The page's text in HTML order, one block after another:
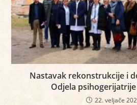
Nastavak rekonstrukcije i
Odjela psihogerijatrije
22. veljače